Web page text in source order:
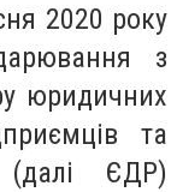
2020 року
з
юридичних
та
(далі ЄДР)